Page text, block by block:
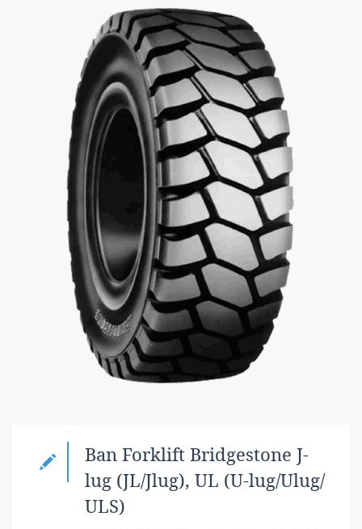
Ban Forklift Bridgestone J-
lug (JL/Jlug), UL (U-lug/Ulug/
ULS)